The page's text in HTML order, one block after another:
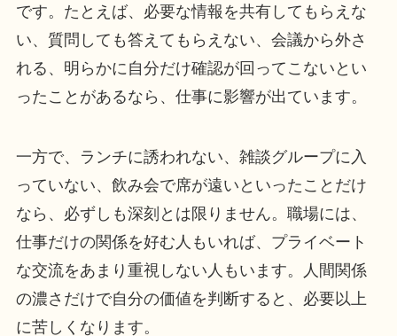
です。たとえば、必要な情報を共有してもらえな
い、質問しても答えてもらえない、会議から外さ
れる、明らかに自分だけ確認が回ってこないとい
ったことがあるなら、仕事に影響が出ています。
一方で、ランチに誘われない、雑談グループに入
っていない、飲み会で席が遠いといったことだけ
なら、必ずしも深刻とは限りません。職場には、
仕事だけの関係を好む人もいれば、プライベート
な交流をあまり重視しない人もいます。人間関係
の濃さだけで自分の価値を判断すると、必要以上
に苦しくなります。